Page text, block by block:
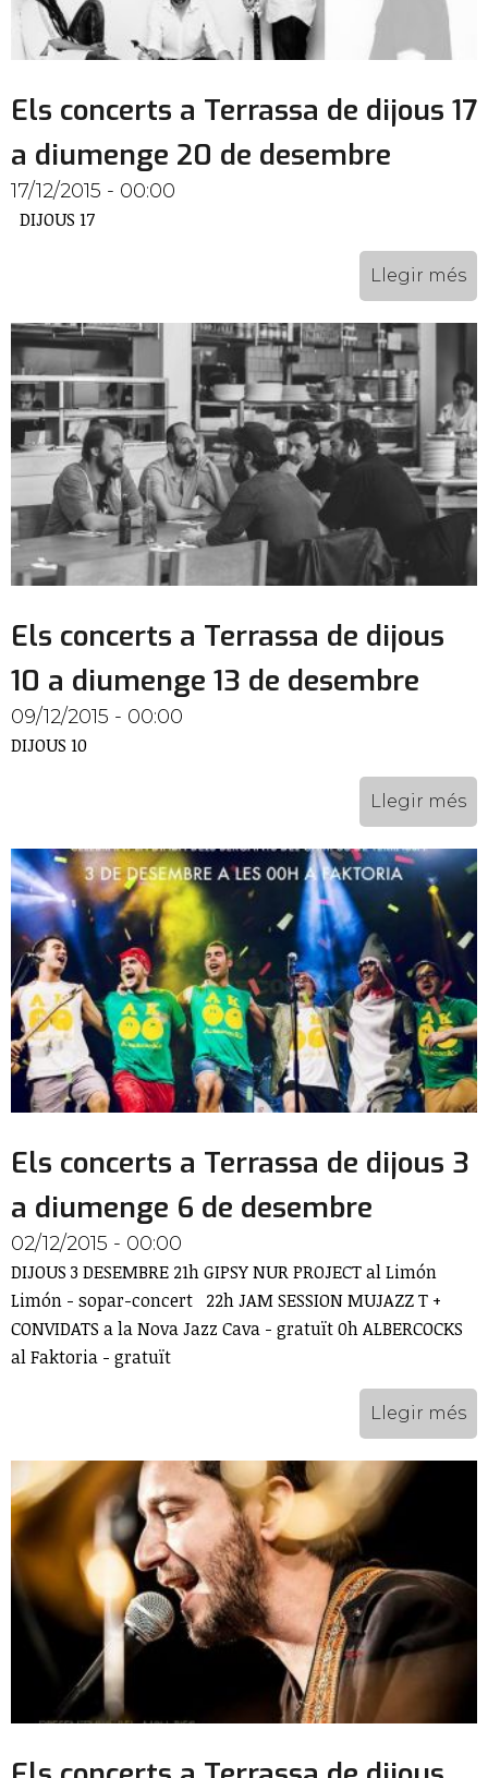
Els concerts a Terrassa de dijous 17
a diumenge 20 de desembre
17/12/2015 - 00:00
DIJOUS 17
Llegir més
Els concerts a Terrassa de dijous
10 a diumenge 13 de desembre
09/12/2015 - 00:00
DIJOUS 10
Llegir més
Els concerts a Terrassa de dijous 3
a diumenge 6 de desembre
02/12/2015 - 00:00
DIJOUS 3 DESEMBRE 21h GIPSY NUR PROJECT al Limón
Limón - sopar-concert 22h JAM SESSION MUJAZZ T +
CONVIDATS a la Nova Jazz Cava - gratuït 0h ALBERCOCKS
al Faktoria - gratuït
Llegir més